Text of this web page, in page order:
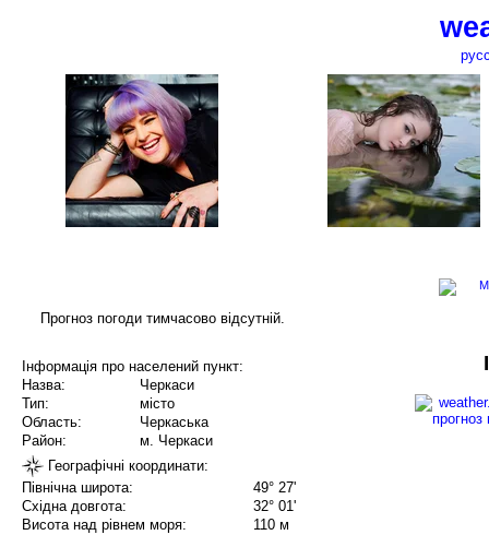
Прогноз погоди тимчасово відсутній.
Інформація про населений пункт:
Назва:
Черкаси
Тип:
місто
Область:
Черкаська
Район:
м. Черкаси
Географічні координати:
Північна широта:
49° 27'
Східна довгота:
32° 01'
Висота над рівнем моря:
110 м